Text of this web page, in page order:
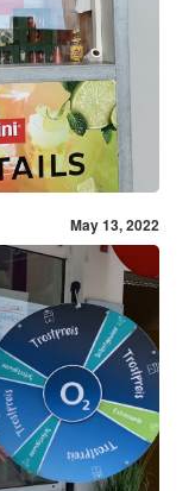
May 13, 2022